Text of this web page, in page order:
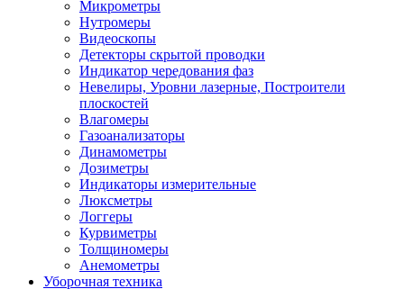
Микрометры
Нутромеры
Видеоскопы
Детекторы скрытой проводки
Индикатор чередования фаз
Невелиры, Уровни лазерные, Построители
плоскостей
Влагомеры
Газоанализаторы
Динамометры
Дозиметры
Индикаторы измерительные
Люксметры
Логгеры
Курвиметры
Толщиномеры
Анемометры
Уборочная техника